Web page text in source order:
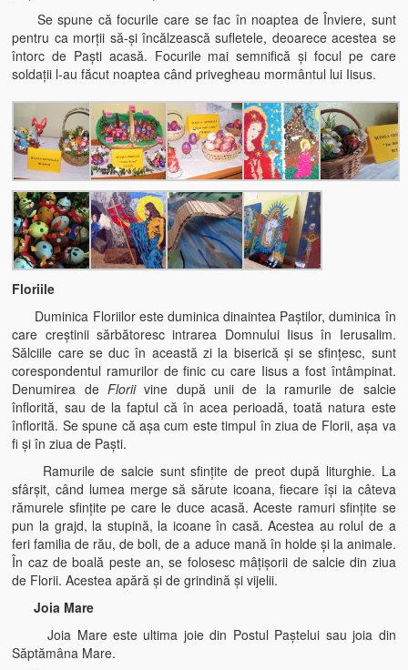
Se spune că focurile care se fac în noaptea de Înviere, sunt
pentru ca morţii să-şi încălzească sufletele, deoarece acestea se
întorc de Paşti acasă. Focurile mai semnifică şi focul pe care
soldaţii l-au făcut noaptea când privegheau mormântul lui Iisus.
Floriile
Duminica Floriilor este duminica dinaintea Paştilor, duminica în
care creştinii sărbătoresc intrarea Domnului Iisus în Ierusalim.
Sălciile care se duc în această zi la biserică şi se sfinţesc, sunt
corespondentul ramurilor de finic cu care Iisus a fost întâmpinat.
Denumirea deFloriivine după unii de la ramurile de salcie
înflorită, sau de la faptul că în acea perioadă, toată natura este
înflorită. Se spune că aşa cum este timpul în ziua de Florii, aşa va
fi şi în ziua de Paşti.
Ramurile de salcie sunt sfinţite de preot după liturghie. La
sfârşit, când lumea merge să sărute icoana, fiecare îşi ia câteva
rămurele sfinţite pe care le duce acasă. Aceste ramuri sfinţite se
pun la grajd, la stupină, la icoane în casă. Acestea au rolul de a
feri familia de rău, de boli, de a aduce mană în holde şi la animale.
În caz de boală peste an, se folosesc mâţişorii de salcie din ziua
de Florii. Acestea apără şi de grindină şi vijelii.
Joia Mare
Joia Mare este ultima joie din Postul Paştelui sau joia din
Săptămâna Mare.